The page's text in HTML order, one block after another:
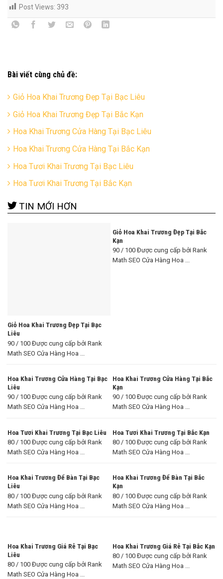
Post Views: 393
Bài viết cùng chủ đề:
Giỏ Hoa Khai Trương Đẹp Tại Bạc Liêu
Giỏ Hoa Khai Trương Đẹp Tại Bắc Kạn
Hoa Khai Trương Cửa Hàng Tại Bạc Liêu
Hoa Khai Trương Cửa Hàng Tại Bắc Kạn
Hoa Tươi Khai Trương Tại Bạc Liêu
Hoa Tươi Khai Trương Tại Bắc Kạn
TIN MỚI HƠN
Giỏ Hoa Khai Trương Đẹp Tại Bạc
Liêu
90 / 100 Được cung cấp bởi Rank
Math SEO Cửa Hàng Hoa ...
Giỏ Hoa Khai Trương Đẹp Tại Bắc
Kạn
90 / 100 Được cung cấp bởi Rank
Math SEO Cửa Hàng Hoa ...
Hoa Khai Trương Cửa Hàng Tại Bạc
Liêu
90 / 100 Được cung cấp bởi Rank
Math SEO Cửa Hàng Hoa ...
Hoa Khai Trương Cửa Hàng Tại Bắc
Kạn
90 / 100 Được cung cấp bởi Rank
Math SEO Cửa Hàng Hoa ...
Hoa Tươi Khai Trương Tại Bạc Liêu
80 / 100 Được cung cấp bởi Rank
Math SEO Cửa Hàng Hoa ...
Hoa Tươi Khai Trương Tại Bắc Kạn
80 / 100 Được cung cấp bởi Rank
Math SEO Cửa Hàng Hoa ...
Hoa Khai Trương Để Bàn Tại Bạc
Liêu
80 / 100 Được cung cấp bởi Rank
Math SEO Cửa Hàng Hoa ...
Hoa Khai Trương Để Bàn Tại Bắc
Kạn
80 / 100 Được cung cấp bởi Rank
Math SEO Cửa Hàng Hoa ...
Hoa Khai Trương Giá Rẻ Tại Bạc
Liêu
80 / 100 Được cung cấp bởi Rank
Math SEO Cửa Hàng Hoa ...
Hoa Khai Trương Giá Rẻ Tại Bắc Kạn
80 / 100 Được cung cấp bởi Rank
Math SEO Cửa Hàng Hoa ...